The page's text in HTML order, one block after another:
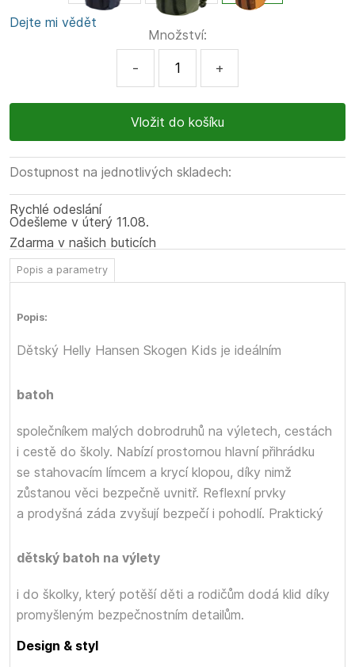
Dejte mi vědět
Množství:
- +
Dostupnost na jednotlivých skladech:
Rychlé odeslání
Odešleme v úterý 11.08.
Zdarma v našich buticích
Popis a parametry
Popis:
Dětský
batoh
Helly Hansen Skogen Kids je ideálním
společníkem malých dobrodruhů na výletech, cestách
i cestě do školy. Nabízí prostornou hlavní přihrádku
se stahovacím límcem a krycí klopou, díky nimž
zůstanou věci bezpečně uvnitř. Reflexní prvky
a prodyšná záda zvyšují bezpečí i pohodlí. Praktický
dětský batoh na výlety
i do školky, který potěší děti a rodičům dodá klid díky
promyšleným bezpečnostním detailům.
Design & styl